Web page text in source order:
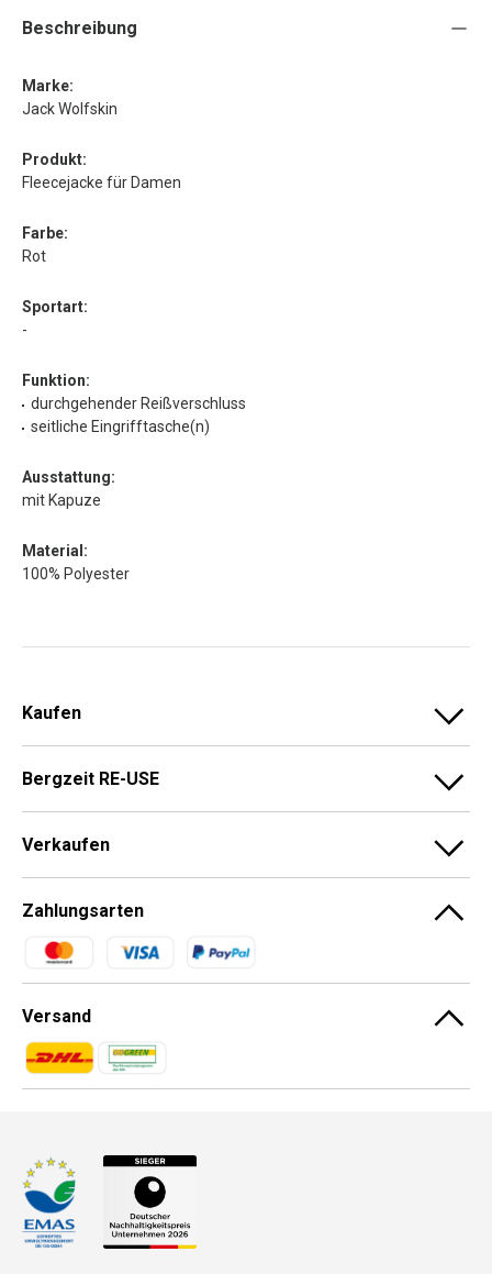
Beschreibung
Marke:
Jack Wolfskin
Produkt:
Fleecejacke für Damen
Farbe:
Rot
Sportart:
-
Funktion:
durchgehender Reißverschluss
seitliche Eingrifftasche(n)
Ausstattung:
mit Kapuze
Material:
100% Polyester
Kaufen
Bergzeit RE-USE
Verkaufen
Zahlungsarten
Zahlungsmethoden
Versand
Zahlungsmethoden
Zahlungsmethoden